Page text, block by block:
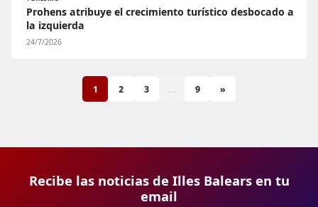
Prohens atribuye el crecimiento turístico desbocado a
la izquierda
24/7/2026
1 2 3 ... 9 »
Recibe las noticias de Illes Balears en tu
email